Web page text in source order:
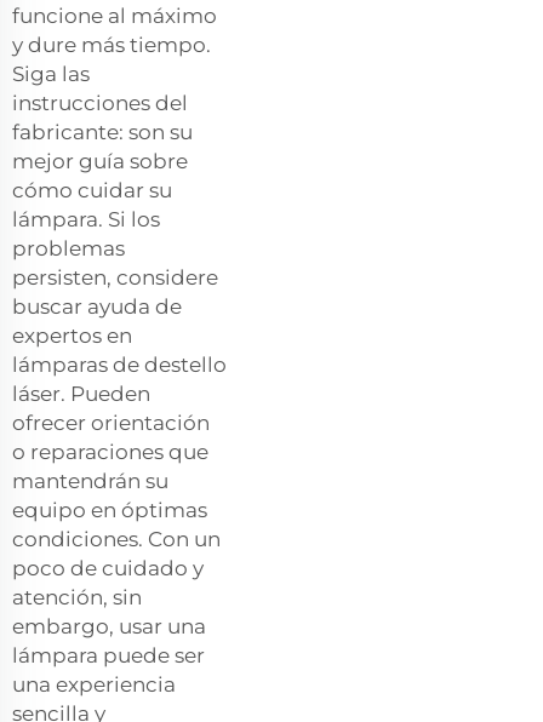
funcione al máximo
y dure más tiempo.
Siga las
instrucciones del
fabricante: son su
mejor guía sobre
cómo cuidar su
lámpara. Si los
problemas
persisten, considere
buscar ayuda de
expertos en
lámparas de destello
láser. Pueden
ofrecer orientación
o reparaciones que
mantendrán su
equipo en óptimas
condiciones. Con un
poco de cuidado y
atención, sin
embargo, usar una
lámpara puede ser
una experiencia
sencilla y